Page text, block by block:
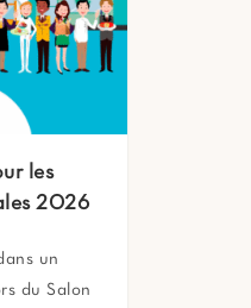
les
2026
un
du Salon